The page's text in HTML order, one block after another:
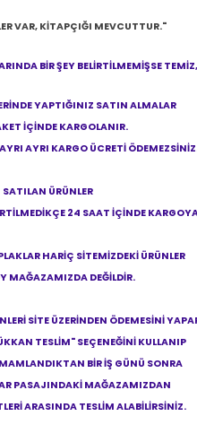
VAR, KİTAPÇIĞI MEVCUTTUR."
BİR ŞEY BELİRTİLMEMİŞSE
YAPTIĞINIZ SATIN ALMALAR
İÇİNDE KARGOLANIR.
AYRI KARGO ÜCRETİ
SATILAN ÜRÜNLER
24 SAAT İÇİNDE KARGOYA
HARİÇ SİTEMİZDEKİ ÜRÜNLER
MAĞAZAMIZDA DEĞİLDİR.
SİTE ÜZERİNDEN ÖDEMESİNİ
TESLİM" SEÇENEĞİNİ KULLANIP
BİR İŞ GÜNÜ SONRA
PASAJINDAKİ MAĞAZAMIZDAN
ARASINDA TESLİM ALABİLİRSİNİZ.